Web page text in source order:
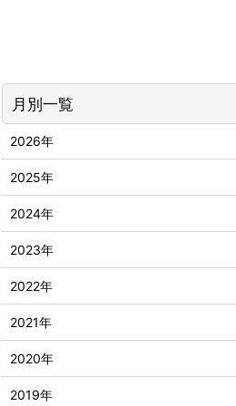
月別一覧
2026年
2025年
2024年
2023年
2022年
2021年
2020年
2019年